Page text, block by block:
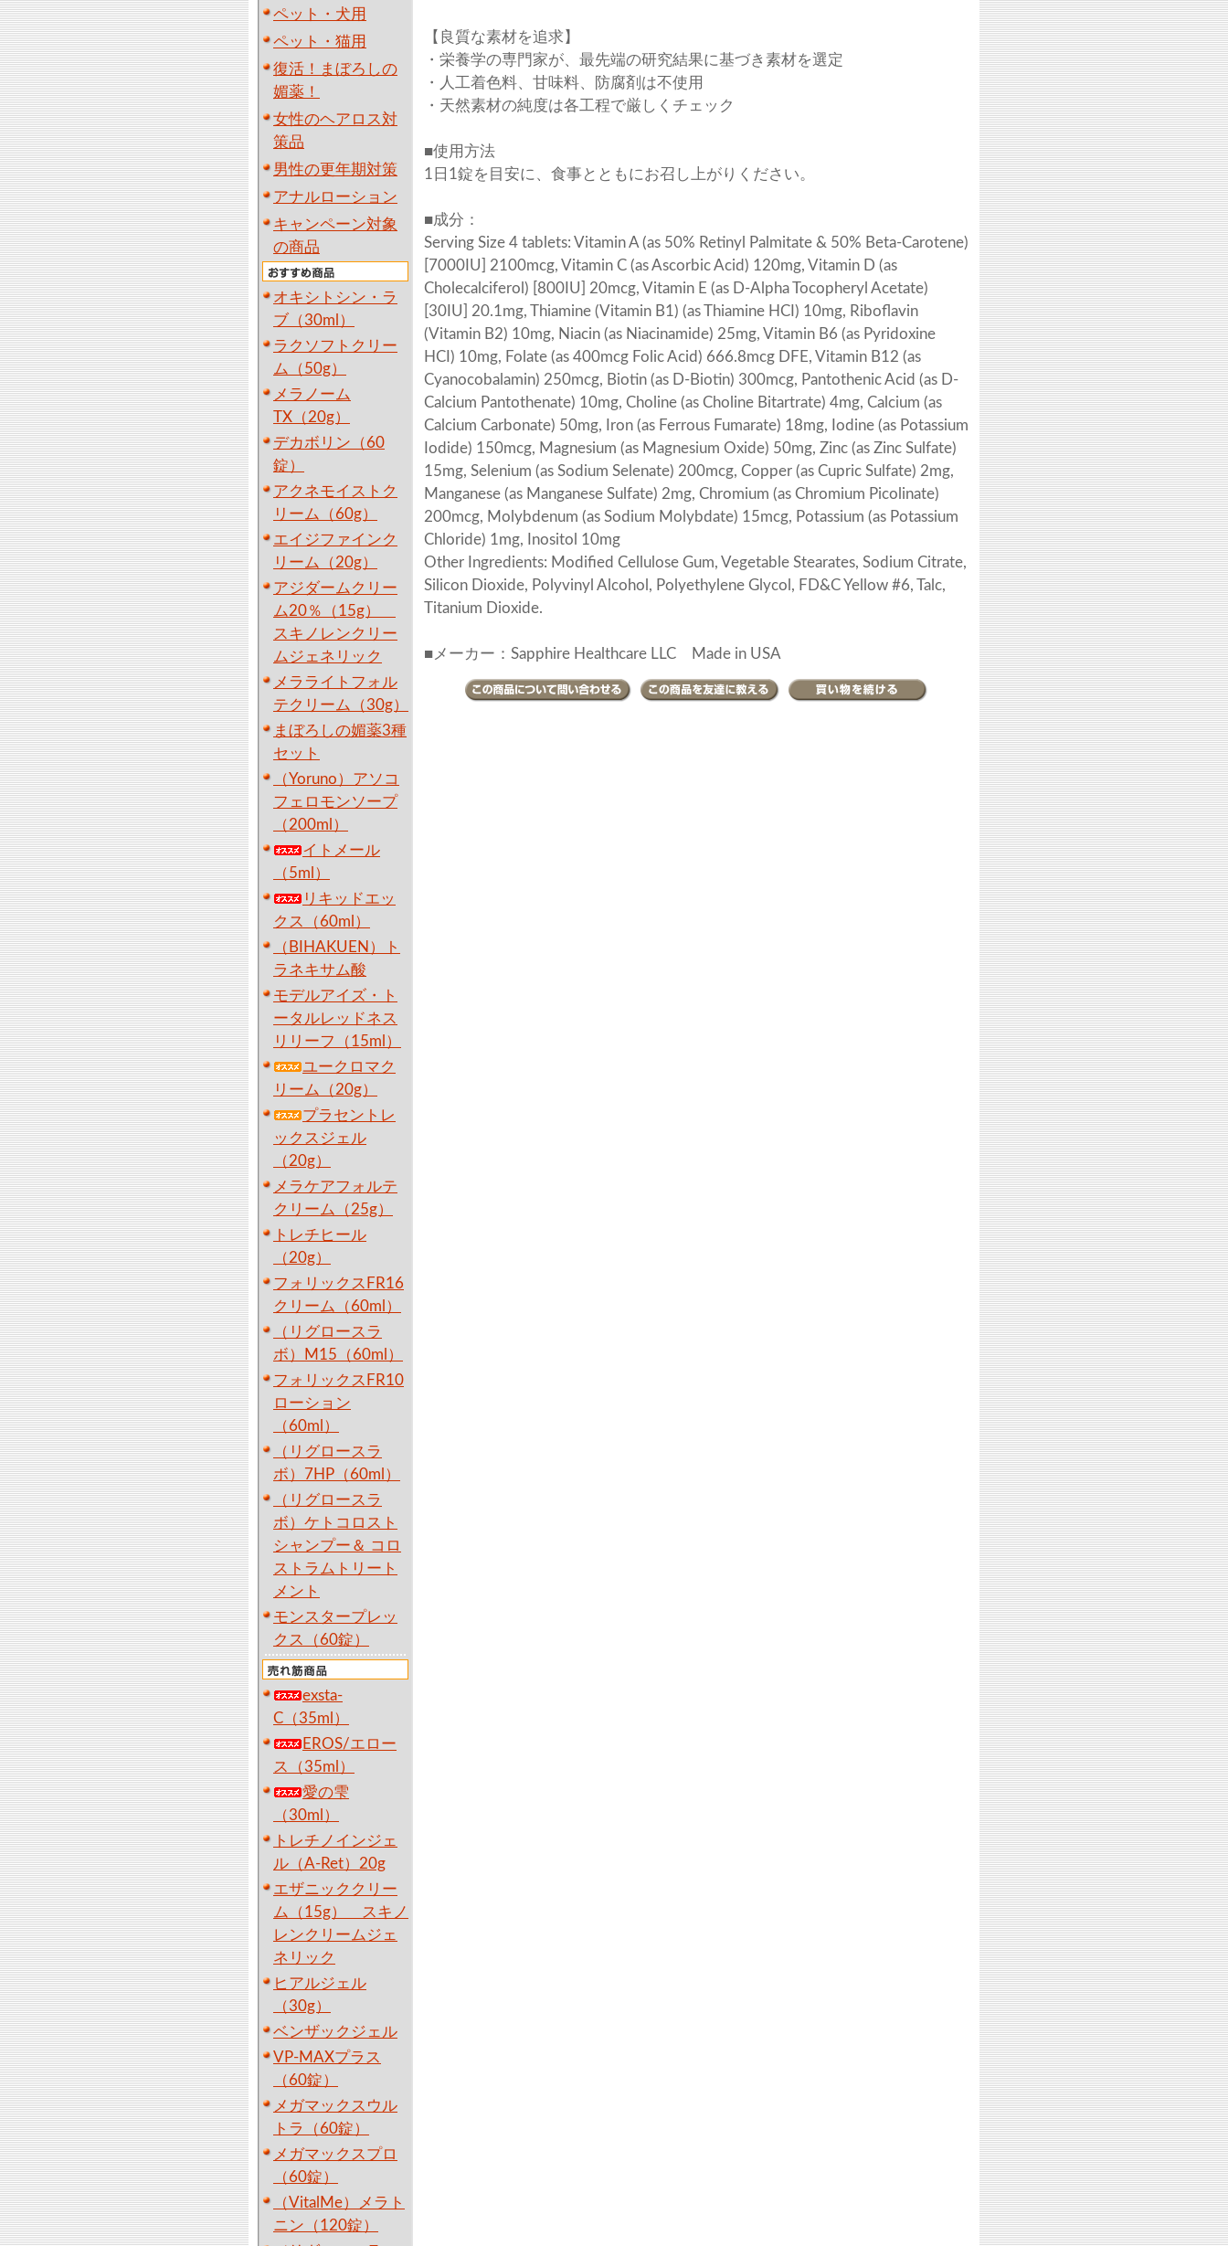
ペット・犬用
ペット・猫用
復活！まぼろしの
媚薬！
女性のヘアロス対
策品
男性の更年期対策
アナルローション
キャンペーン対象
の商品
オキシトシン・ラ
ブ（30ml）
ラクソフトクリー
ム（50g）
メラノーム
TX（20g）
デカボリン（60
錠）
アクネモイストク
リーム（60g）
エイジファインク
リーム（20g）
アジダームクリー
ム20％（15g）
スキノレンクリー
ムジェネリック
メラライトフォル
テクリーム（30g）
まぼろしの媚薬3種
セット
（Yoruno）アソコ
フェロモンソープ
（200ml）
イトメール
（5ml）
リキッドエッ
クス（60ml）
（BIHAKUEN）ト
ラネキサム酸
モデルアイズ・ト
ータルレッドネス
リリーフ（15ml）
ユークロマク
リーム（20g）
プラセントレ
ックスジェル
（20g）
メラケアフォルテ
クリーム（25g）
トレチヒール
（20g）
フォリックスFR16
クリーム（60ml）
（リグロースラ
ボ）M15（60ml）
フォリックスFR10
ローション
（60ml）
（リグロースラ
ボ）7HP（60ml）
（リグロースラ
ボ）ケトコロスト
シャンプー＆ コロ
ストラムトリート
メント
モンスタープレッ
クス（60錠）
exsta-
C（35ml）
EROS/エロー
ス（35ml）
愛の雫
（30ml）
トレチノインジェ
ル（A-Ret）20g
エザニッククリー
ム（15g） スキノ
レンクリームジェ
ネリック
ヒアルジェル
（30g）
ベンザックジェル
VP-MAXプラス
（60錠）
メガマックスウル
トラ（60錠）
メガマックスプロ
（60錠）
（VitalMe）メラト
ニン（120錠）
【良質な素材を追求】
・栄養学の専門家が、最先端の研究結果に基づき素材を選定
・人工着色料、甘味料、防腐剤は不使用
・天然素材の純度は各工程で厳しくチェック
■使用方法
1日1錠を目安に、食事とともにお召し上がりください。
■成分：
Serving Size 4 tablets: Vitamin A (as 50% Retinyl Palmitate & 50% Beta-Carotene)
[7000IU] 2100mcg, Vitamin C (as Ascorbic Acid) 120mg, Vitamin D (as
Cholecalciferol) [800IU] 20mcg, Vitamin E (as D-Alpha Tocopheryl Acetate)
[30IU] 20.1mg, Thiamine (Vitamin B1) (as Thiamine HCI) 10mg, Riboflavin
(Vitamin B2) 10mg, Niacin (as Niacinamide) 25mg, Vitamin B6 (as Pyridoxine
HCI) 10mg, Folate (as 400mcg Folic Acid) 666.8mcg DFE, Vitamin B12 (as
Cyanocobalamin) 250mcg, Biotin (as D-Biotin) 300mcg, Pantothenic Acid (as D-
Calcium Pantothenate) 10mg, Choline (as Choline Bitartrate) 4mg, Calcium (as
Calcium Carbonate) 50mg, Iron (as Ferrous Fumarate) 18mg, Iodine (as Potassium
Iodide) 150mcg, Magnesium (as Magnesium Oxide) 50mg, Zinc (as Zinc Sulfate)
15mg, Selenium (as Sodium Selenate) 200mcg, Copper (as Cupric Sulfate) 2mg,
Manganese (as Manganese Sulfate) 2mg, Chromium (as Chromium Picolinate)
200mcg, Molybdenum (as Sodium Molybdate) 15mcg, Potassium (as Potassium
Chloride) 1mg, Inositol 10mg
Other Ingredients: Modified Cellulose Gum, Vegetable Stearates, Sodium Citrate,
Silicon Dioxide, Polyvinyl Alcohol, Polyethylene Glycol, FD&C Yellow #6, Talc,
Titanium Dioxide.
■メーカー：Sapphire Healthcare LLC Made in USA